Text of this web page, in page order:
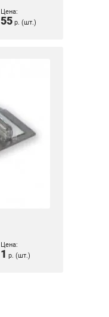
Цена:
55р. (шт.)
Цена:
1 р. (шт.)